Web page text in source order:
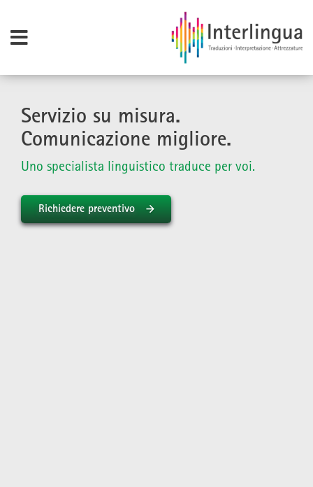
Servizio su misura.
Comunicazione migliore.
Uno specialista linguistico traduce per voi.
Richiedere preventivo